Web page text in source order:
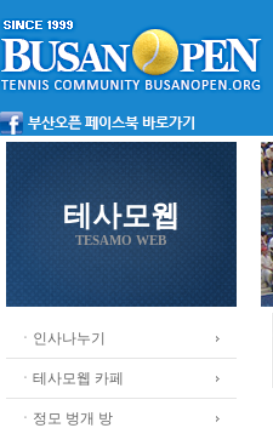
테사모웹
TESAMO WEB
ㆍ인사나누기
ㆍ테사모웹 카페
ㆍ정모 벙개 방